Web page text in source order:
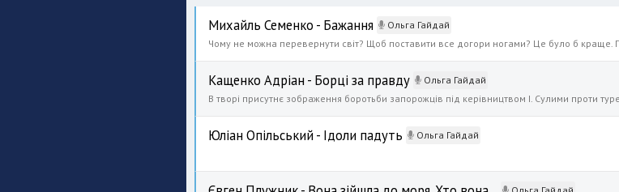
Михайль Семенко - Бажання Ольга Гайдай
Кащенко Адріан - Борці за правду Ольга Гайдай
Юліан Опільський - Ідоли падуть Ольга Гайдай